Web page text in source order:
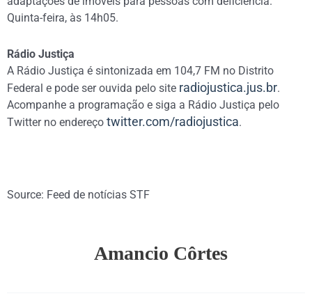
Quinta-feira, às 14h05.
Rádio Justiça
A Rádio Justiça é sintonizada em 104,7 FM no Distrito
Federal e pode ser ouvida pelo site radiojustica.jus.br.
Acompanhe a programação e siga a Rádio Justiça pelo
Twitter no endereço twitter.com/radiojustica.
Source: Feed de notícias STF
Amancio Côrtes